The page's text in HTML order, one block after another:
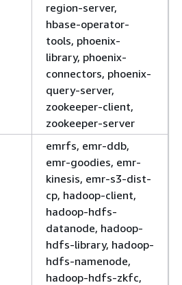
region-server,
hbase-operator-
tools, phoenix-
library, phoenix-
connectors, phoenix-
query-server,
zookeeper-client,
zookeeper-server
emrfs, emr-ddb,
emr-goodies, emr-
kinesis, emr-s3-dist-
cp, hadoop-client,
hadoop-hdfs-
datanode, hadoop-
hdfs-library, hadoop-
hdfs-namenode,
hadoop-hdfs-zkfc,